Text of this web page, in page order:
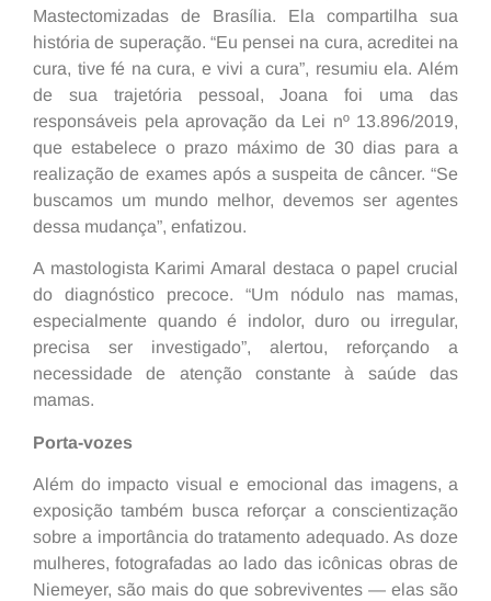
Mastectomizadas de Brasília. Ela compartilha sua
história de superação. “Eu pensei na cura, acreditei na
cura, tive fé na cura, e vivi a cura”, resumiu ela. Além
de sua trajetória pessoal, Joana foi uma das
responsáveis pela aprovação da Lei nº 13.896/2019,
que estabelece o prazo máximo de 30 dias para a
realização de exames após a suspeita de câncer. “Se
buscamos um mundo melhor, devemos ser agentes
dessa mudança”, enfatizou.
A mastologista Karimi Amaral destaca o papel crucial
do diagnóstico precoce. “Um nódulo nas mamas,
especialmente quando é indolor, duro ou irregular,
precisa ser investigado”, alertou, reforçando a
necessidade de atenção constante à saúde das
mamas.
Porta-vozes
Além do impacto visual e emocional das imagens, a
exposição também busca reforçar a conscientização
sobre a importância do tratamento adequado. As doze
mulheres, fotografadas ao lado das icônicas obras de
Niemeyer, são mais do que sobreviventes — elas são